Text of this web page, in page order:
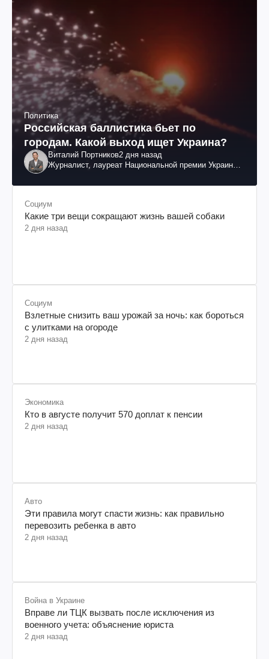
Политика
Российская баллистика бьет по
городам. Какой выход ищет Украина?
Виталий Портников2 дня назад
Журналист, лауреат Национальной премии Украины
Социум
Какие три вещи сокращают жизнь вашей собаки
2 дня назад
Социум
Взлетные снизить ваш урожай за ночь: как бороться
с улитками на огороде
2 дня назад
Экономика
Кто в августе получит 570 доплат к пенсии
2 дня назад
Авто
Эти правила могут спасти жизнь: как правильно
перевозить ребенка в авто
2 дня назад
Война в Украине
Вправе ли ТЦК вызвать после исключения из
военного учета: объяснение юриста
2 дня назад